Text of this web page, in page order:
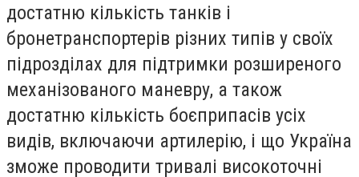
достатню кількість танків і
бронетранспортерів різних типів у своїх
підрозділах для підтримки розширеного
механізованого маневру, а також
достатню кількість боєприпасів усіх
видів, включаючи артилерію, і що Україна
зможе проводити тривалі високоточні